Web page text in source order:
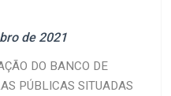
de 2021
DO BANCO DE
PÚBLICAS SITUADAS